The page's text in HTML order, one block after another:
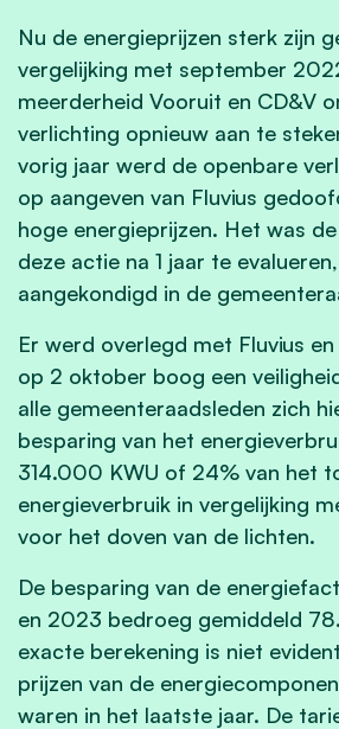
Nu de energieprijzen sterk zijn
vergelijking met september
meerderheid Vooruit en CD&V
verlichting opnieuw aan te
vorig jaar werd de openbare
op aangeven van Fluvius
hoge energieprijzen. Het was
deze actie na 1 jaar te
aangekondigd in de
Er werd overlegd met Fluvius
op 2 oktober boog een
alle gemeenteraadsleden zich
besparing van het
314.000 KWU of 24% van het
energieverbruik in vergelijking
voor het doven van de lichten.
De besparing van de
en 2023 bedroeg gemiddeld
exacte berekening is niet
prijzen van de
waren in het laatste jaar. De